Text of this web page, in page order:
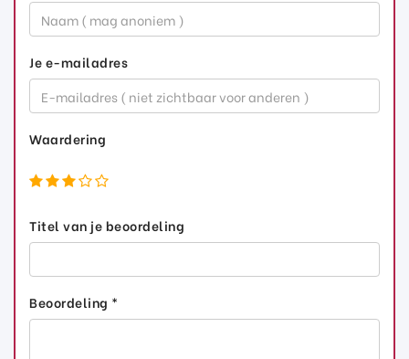
Je e-mailadres
Waardering
Titel van je beoordeling
Beoordeling *